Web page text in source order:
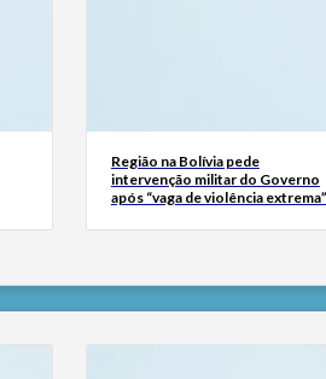
Região na Bolívia pede
intervenção militar do Governo
após “vaga de violência extrema”